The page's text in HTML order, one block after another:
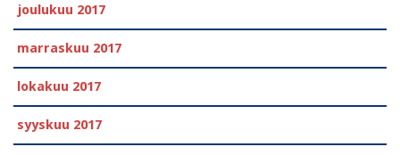
joulukuu 2017
marraskuu 2017
lokakuu 2017
syyskuu 2017